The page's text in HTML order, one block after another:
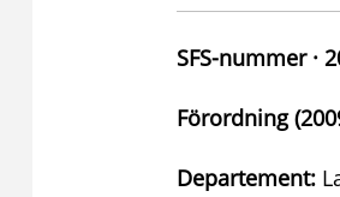
SFS-nummer ·
Förordning
Departement: